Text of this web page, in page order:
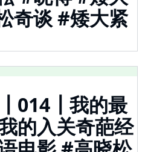
奇谈 #矮大紧
我的最
的入关奇葩经